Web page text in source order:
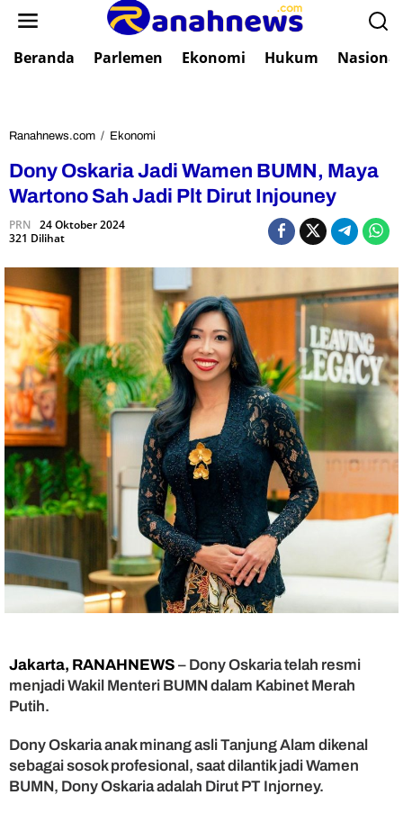
Beranda Parlemen Ekonomi Hukum Nasional
Ranahnews.com / Ekonomi
n
y
i
a
J
a
d
i
W
a
m
e
n
B
U
M
N
,
M
a
W
a
r
n
o
S
Dony Oskaria Jadi Wamen BUMN, Maya
Wartono Sah Jadi Plt Dirut Injouney
PRN 24 Oktober 2024
321 Dilihat
Jakarta, RANAHNEWS – Dony Oskaria telah resmi
menjadi Wakil Menteri BUMN dalam Kabinet Merah
Putih.
Dony Oskaria anak minang asli Tanjung Alam dikenal
sebagai sosok profesional, saat dilantik jadi Wamen
BUMN, Dony Oskaria adalah Dirut PT Injorney.